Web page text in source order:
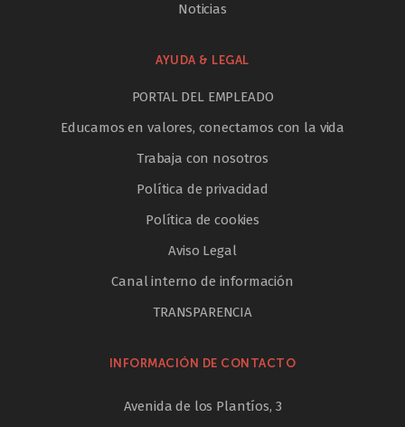
Noticias
AYUDA & LEGAL
PORTAL DEL EMPLEADO
Educamos en valores, conectamos con la vida
Trabaja con nosotros
Política de privacidad
Política de cookies
Aviso Legal
Canal interno de información
TRANSPARENCIA
INFORMACIÓN DE CONTACTO
Avenida de los Plantíos, 3